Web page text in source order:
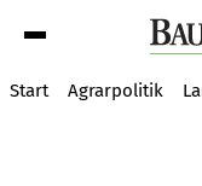
Start Agrarpolitik